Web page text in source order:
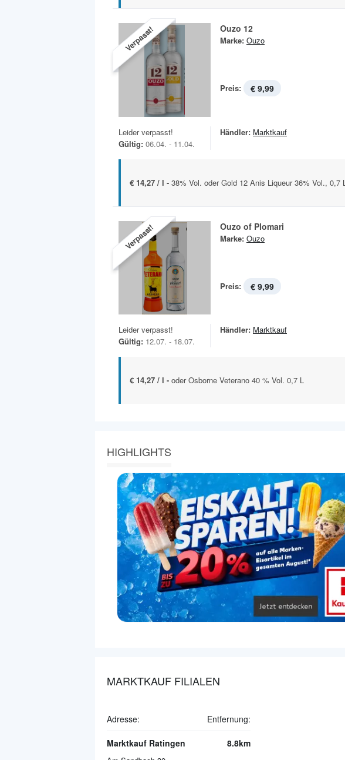
Verpasst! Ouzo 12
Marke: Ouzo
Preis: € 9,99
Leider verpasst!
Gültig: 06.04. - 11.04.
Händler: Marktkauf
€ 14,27 / l - 38% Vol. oder Gold 12 Anis Liqueur 36% Vol., 0,7 L
Verpasst! Ouzo of Plomari
Marke: Ouzo
Preis: € 9,99
Leider verpasst!
Gültig: 12.07. - 18.07.
Händler: Marktkauf
€ 14,27 / l - oder Osborne Veterano 40 % Vol. 0,7 L
HIGHLIGHTS
MARKTKAUF FILIALEN
Adresse: Entfernung:
Marktkauf Ratingen 8.8km